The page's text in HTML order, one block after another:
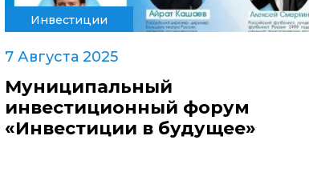
Инвестиции
7 Августа 2025
Муниципальный
инвестиционный форум
«Инвестиции в будущее»